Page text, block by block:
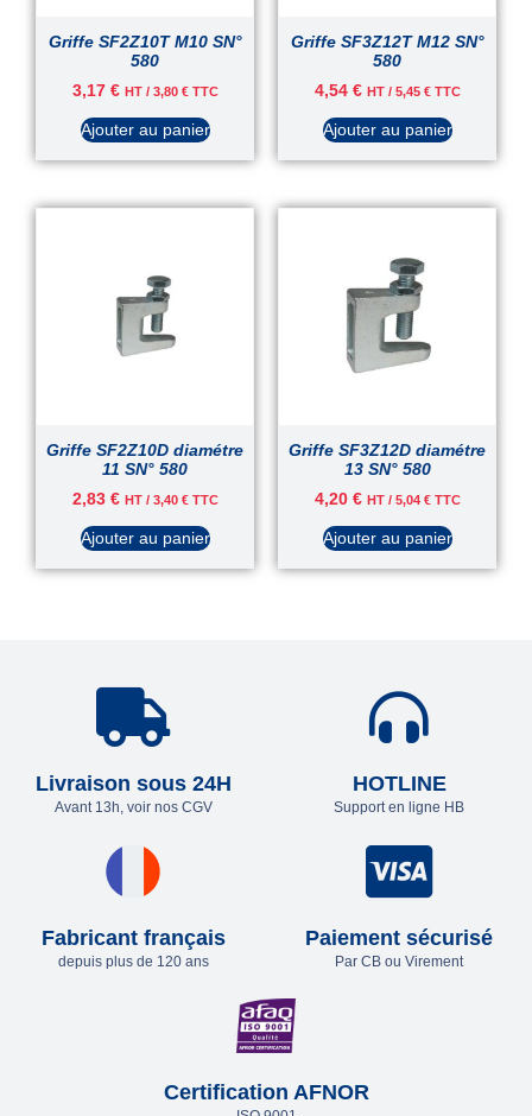
Griffe SF2Z10T M10 SN°
580
3,17 € HT / 3,80 €TTC
Ajouter au panier
Griffe SF3Z12T M12 SN°
580
4,54 € HT / 5,45 €TTC
Ajouter au panier
Griffe SF2Z10D diamétre
11 SN° 580
2,83 € HT / 3,40 €TTC
Ajouter au panier
Griffe SF3Z12D diamétre
13 SN° 580
4,20 € HT / 5,04 €TTC
Ajouter au panier
Livraison sous 24H
Avant 13h, voir nos CGV
HOTLINE
Support en ligne HB
Fabricant français
depuis plus de 120 ans
Paiement sécurisé
Par CB ou Virement
Certification AFNOR